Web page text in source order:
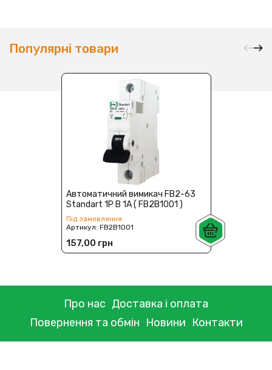
Популярні товари
Автоматичний вимикач FB2-63
Standart 1P B 1А ( FB2B1001 )
Під замовлення
Артикул:FB2B1001
157,00 грн
Про нас Доставка і оплата
Повернення та обмін Новини Контакти